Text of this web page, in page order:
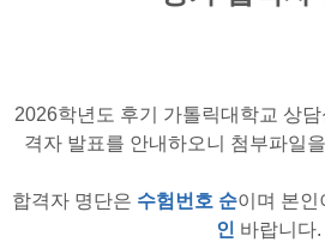
2026학년도 후기 가톨릭대학교 상
격자 발표를 안내하오니 첨부파일
합격자 명단은 수험번호 순이며 본인
인 바랍니다.